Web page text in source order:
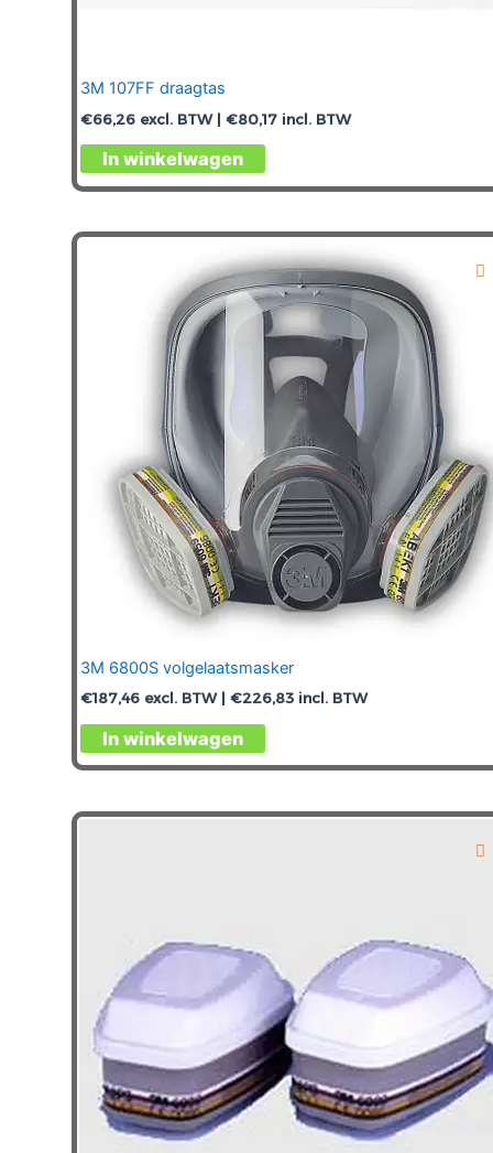
3M 107FF draagtas
€66,26 excl. BTW | €80,17 incl. BTW
In winkelwagen
3M 6800S volgelaatsmasker
€187,46 excl. BTW | €226,83 incl. BTW
In winkelwagen